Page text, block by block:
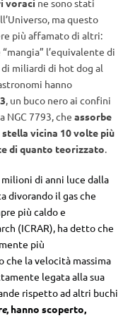
voraci ne sono stati
ma questo
più affamato di altri:
l’equivalente di
miliardi di hot dog al
hanno
, un buco nero ai confini
NGC 7793, cheassorbe
stella vicina 10 volte più
di quanto teorizzato.
di anni luce dalla
divorando il gas che
più caldo e
(ICRAR), ha detto che
più
che la velocità massima
legata alla sua
rispetto ad altri buchi
, hanno scoperto,